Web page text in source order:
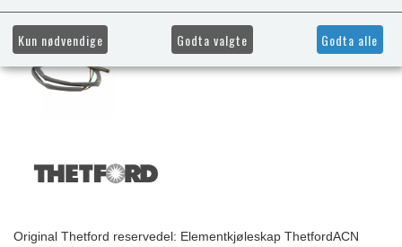
Original Thetford reservedel: Elementkjøleskap ThetfordACN
Kun nødvendige Godta valgte Godta alle